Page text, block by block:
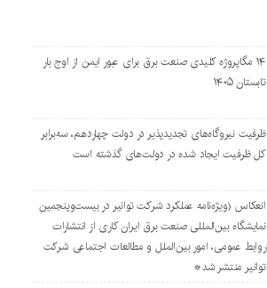
۱۴ مگاپروژه‌ کلیدی صنعت برق برای عبور ایمن از اوج بار
تابستان ۱۴۰۵
ظرفیت نیروگاه‌های تجدیدپذیر در دولت چهاردهم، سه‌برابر
کل ظرفیت ایجاد شده در دولت‌های گذشته است
انعکاس (ویژه‌نامه عملکرد شرکت توانیر در بیست‌وپنجمین
نمایشگاه بین‌المللی صنعت برق ایران کاری از انتشارات
روابط عمومی، امور بین‌الملل و مطالعات اجتماعی شرکت
توانیر منتشر شد*